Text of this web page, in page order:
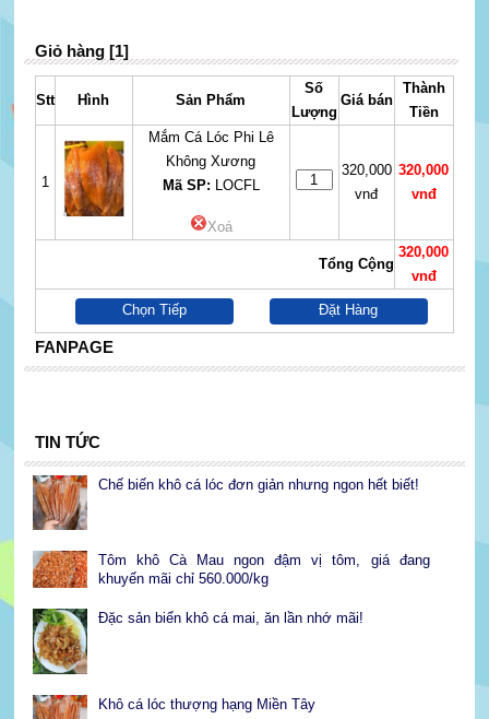
Giỏ hàng [1]
Stt Hình Sản Phẩm
Số
Lượng
Giá bán
Thành
Tiền
1
Mắm Cá Lóc Phi Lê
Không Xương
Mã SP: LOCFL
Xoá
320,000
vnđ
320,000
vnđ
Tổng Cộng
320,000
vnđ
Đặt Hàng
Chọn Tiếp
FANPAGE
TIN TỨC
Chế biến khô cá lóc đơn giản nhưng ngon hết biết!
Tôm khô Cà Mau ngon đậm vị tôm, giá đang
khuyến mãi chỉ 560.000/kg
Đặc sản biển khô cá mai, ăn lần nhớ mãi!
Khô cá lóc thượng hạng Miền Tây